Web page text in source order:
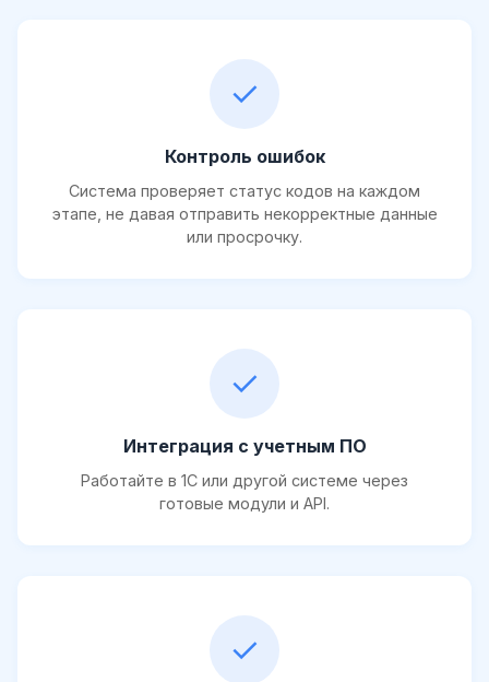
✓
Контроль ошибок
Система проверяет статус кодов на каждом
этапе, не давая отправить некорректные данные
или просрочку.
✓
Интеграция с учетным ПО
Работайте в 1С или другой системе через
готовые модули и API.
✓